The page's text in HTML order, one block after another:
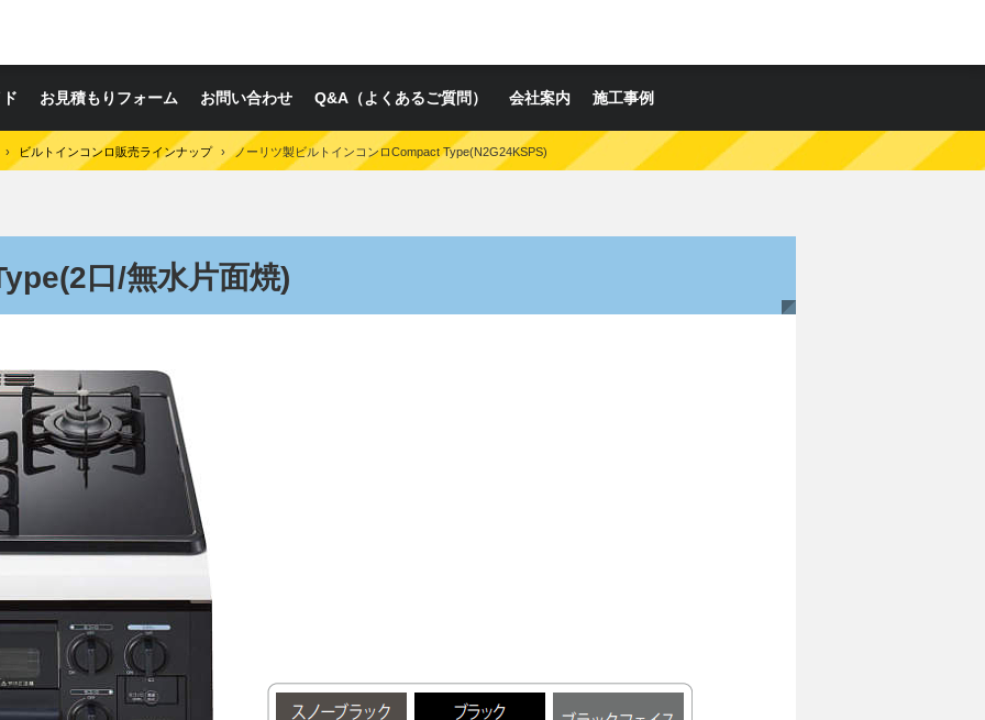
お見積もりフォーム お問い合わせ Q&A（よくあるご質問） 会社案内 施工事例
› ビルトインコンロ販売ラインナップ › ノーリツ製ビルトインコンロCompact Type(N2G24KSPS)
口/無水片面焼)